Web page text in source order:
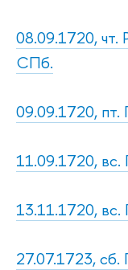
08.09.1720,
СПб.
09.09.1720,
11.09.1720,
13.11.1720,
27.07.1723, сб.